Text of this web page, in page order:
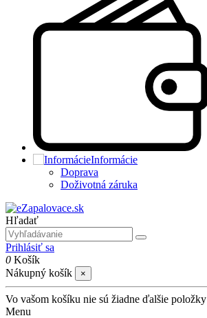
Informácie
Doprava
Doživotná záruka
Hľadať
Prihlásiť sa
0 Košík
Nákupný košík
×
Vo vašom košíku nie sú žiadne ďalšie položky
Menu